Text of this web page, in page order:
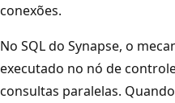
conexões.
No SQL do Synapse, o
executado no nó de
consultas paralelas.